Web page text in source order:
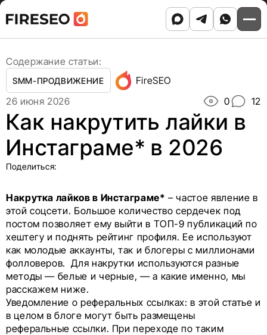
Skip
toСсылки
хлебных
Ссылки
хлебных
Как накрутить лайки в Инстаграме* в 2026
Содержание статьи:
SMM-ПРОДВИЖЕНИЕ
FireSEO
26 июня 2026
0 12
Как накрутить лайки в
Инстаграме* в 2026
Поделиться:
Накрутка лайков в Инстаграме* – частое явление в
этой соцсети. Большое количество сердечек под
постом позволяет ему выйти в ТОП-9 публикаций по
хештегу и поднять рейтинг профиля. Ее используют
как молодые аккаунты, так и блогеры с миллионами
фолловеров. Для накрутки используются разные
методы — белые и черные, — а какие именно, мы
расскажем ниже.
Уведомление о реферальных ссылках: в этой статье и
в целом в блоге могут быть размещены
реферальные ссылки. При переходе по таким